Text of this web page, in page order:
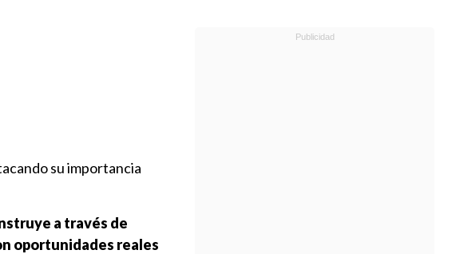
su importancia
a través de
oportunidades reales